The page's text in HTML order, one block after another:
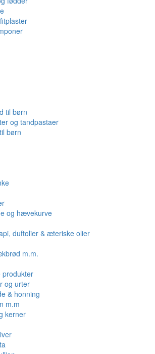
til børn
og tandpastaer
børn
og hævekurve
duftolier & æteriske olier
m.m.
produkter
og urter
& honning
m.m
kerner